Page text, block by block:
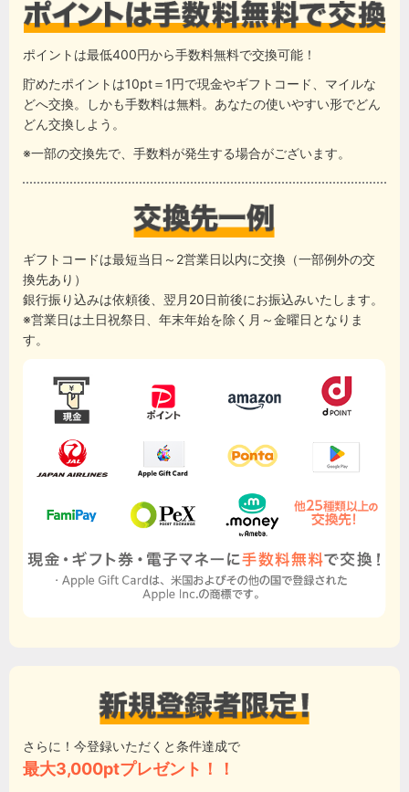
ポイントは最低400円から手数料無料で交換可能！
貯めたポイントは10pt＝1円で現金やギフトコード、マイルな
どへ交換。しかも手数料は無料。あなたの使いやすい形でどん
どん交換しよう。
※一部の交換先で、手数料が発生する場合がございます。
ギフトコードは最短当日～2営業日以内に交換（一部例外の交
換先あり）
銀行振り込みは依頼後、翌月20日前後にお振込みいたします。
※営業日は土日祝祭日、年末年始を除く月～金曜日となりま
す。
さらに！今登録いただくと条件達成で
最大3,000ptプレゼント！！